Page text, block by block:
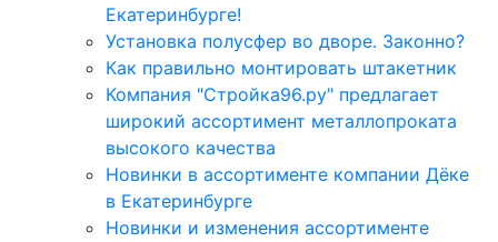
Екатеринбурге!
Установка полусфер во дворе. Законно?
Как правильно монтировать штакетник
Компания "Стройка96.ру" предлагает
широкий ассортимент металлопроката
высокого качества
Новинки в ассортименте компании Дёке
в Екатеринбурге
Новинки и изменения ассортименте